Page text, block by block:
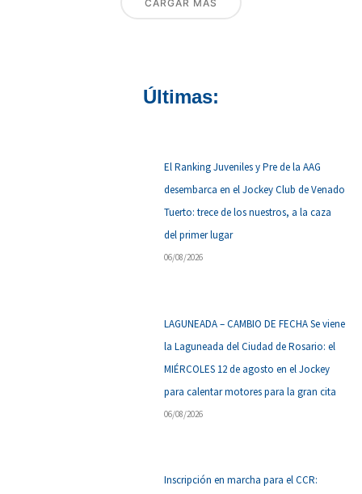
CARGAR MÁS
Últimas:
El Ranking Juveniles y Pre de la AAG
desembarca en el Jockey Club de Venado
Tuerto: trece de los nuestros, a la caza
del primer lugar
06/08/2026
LAGUNEADA – CAMBIO DE FECHA Se viene
la Laguneada del Ciudad de Rosario: el
MIÉRCOLES 12 de agosto en el Jockey
para calentar motores para la gran cita
06/08/2026
Inscripción en marcha para el CCR: